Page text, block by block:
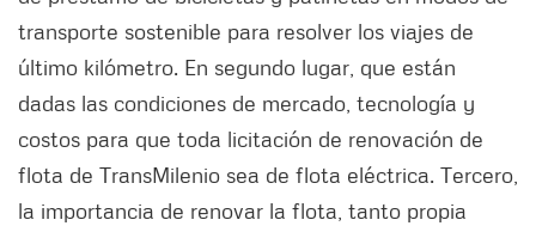
transporte sostenible para resolver los viajes de
último kilómetro. En segundo lugar, que están
dadas las condiciones de mercado, tecnología y
costos para que toda licitación de renovación de
flota de TransMilenio sea de flota eléctrica. Tercero,
la importancia de renovar la flota, tanto propia